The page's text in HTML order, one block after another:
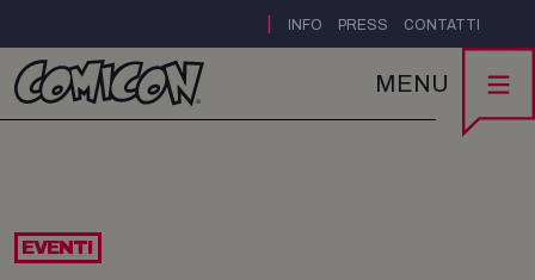
INFO PRESS CONTATTI
MENU
EVENTI